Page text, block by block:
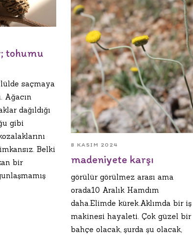
tohumu
saçmaya
Ağacın
dağıldığı
gibi
Belki
bir
8 KASIM 2024
madeniyete karşı
görülür görülmez arası ama
orada10 Aralık Hamdım
daha.Elimde kürek.Aklımda bir iş
makinesi hayaleti. Çok güzel bir
bahçe olacak, şurda şu olacak,